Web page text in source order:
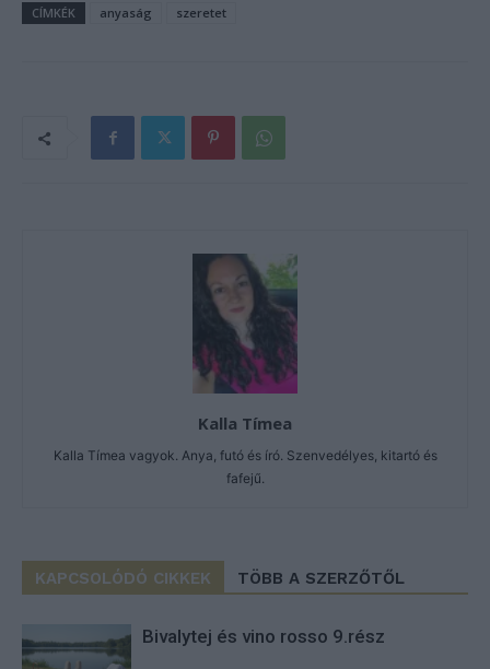
CÍMKÉK anyaság szeretet
Kalla Tímea
Kalla Tímea vagyok. Anya, futó és író. Szenvedélyes, kitartó és
fafejű.
KAPCSOLÓDÓ CIKKEK TÖBB A SZERZŐTŐL
Bivalytej és vino rosso 9.rész